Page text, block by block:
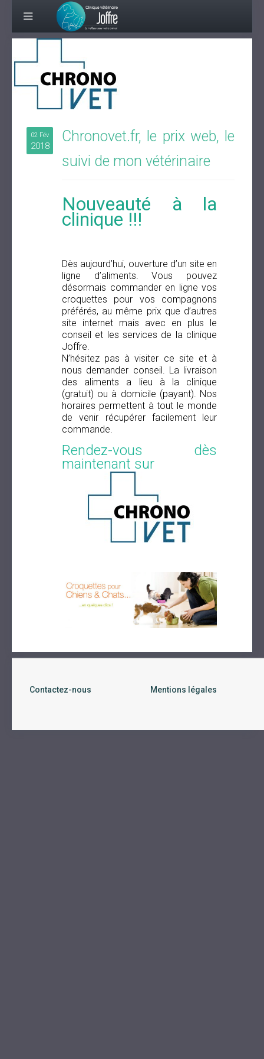
02 Fév
2018
Chronovet.fr, le prix web, le
suivi de mon vétérinaire
Nouveauté à la
clinique !!!
Dès aujourd’hui, ouverture d’un site en
ligne d’aliments. Vous pouvez
désormais commander en ligne vos
croquettes pour vos compagnons
préférés, au même prix que d’autres
site internet mais avec en plus le
conseil et les services de la clinique
Joffre.
N’hésitez pas à visiter ce site et à
nous demander conseil. La livraison
des aliments a lieu à la clinique
(gratuit) ou à domicile (payant). Nos
horaires permettent à tout le monde
de venir récupérer facilement leur
commande.
Rendez-vous dès
maintenant sur
Contactez-nous Mentions légales